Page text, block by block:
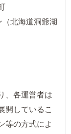
北海道洞爺湖
、各運営者は
開しているこ
等の方式によ